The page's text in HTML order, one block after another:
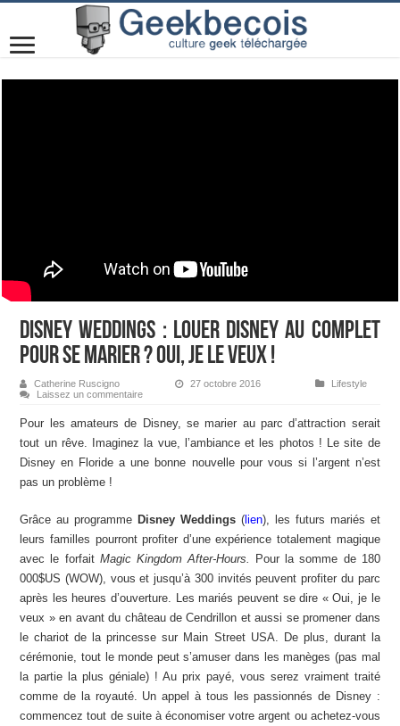
Disney Weddings : Louer Disney au complet
pour se marier ? Oui, je le veux !
Catherine Ruscigno 27 octobre 2016
Lifestyle
Laissez un commentaire
Pour les amateurs de Disney, se marier au parc d’attraction serait
tout un rêve. Imaginez la vue, l’ambiance et les photos ! Le site de
Disney en Floride a une bonne nouvelle pour vous si l’argent n’est
pas un problème !
Grâce au programme Disney Weddings (lien), les futurs mariés et
leurs familles pourront profiter d’une expérience totalement magique
avec le forfait Magic Kingdom After-Hours.
Pour la somme de 180
000$US (WOW), vous et jusqu’à 300 invités peuvent profiter du parc
après les heures d’ouverture. Les mariés peuvent se dire « Oui, je le
veux » en avant du château de Cendrillon et aussi se promener dans
le chariot de la princesse sur Main Street USA. De plus, durant la
cérémonie, tout le monde peut s’amuser dans les manèges (pas mal
la partie la plus géniale) ! Au prix payé, vous serez vraiment traité
comme de la royauté. Un appel à tous les passionnés de Disney :
commencez tout de suite à économiser votre argent ou achetez-vous